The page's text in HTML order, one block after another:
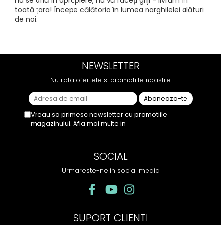
toată țara! Începe călătoria în lumea narghilelei alături
de noi.
NEWSLETTER
Nu rata ofertele si promotiile noastre
Vreau sa primesc newsletter cu promotiile
magazinului. Afla mai multe in
SOCIAL
Urmareste-ne in social media
SUPORT CLIENTI